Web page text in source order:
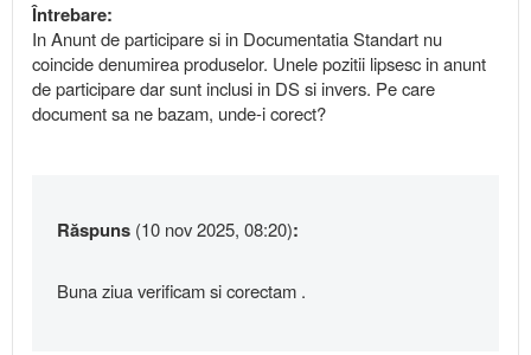
Întrebare:
In Anunt de participare si in Documentatia Standart nu
coincide denumirea produselor. Unele pozitii lipsesc in anunt
de participare dar sunt inclusi in DS si invers. Pe care
document sa ne bazam, unde-i corect?
Răspuns (10 nov 2025, 08:20):
Buna ziua verificam si corectam .